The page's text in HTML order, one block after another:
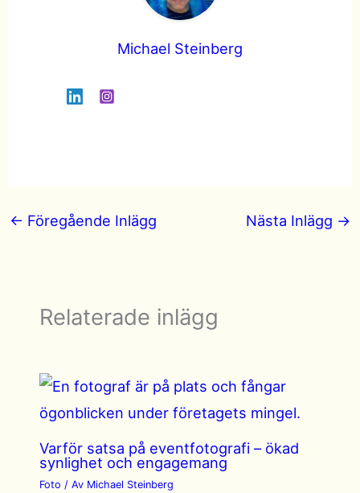
Michael Steinberg
← Föregående Inlägg Nästa Inlägg →
Relaterade inlägg
Varför satsa på eventfotografi – ökad
synlighet och engagemang
Foto / Av Michael Steinberg